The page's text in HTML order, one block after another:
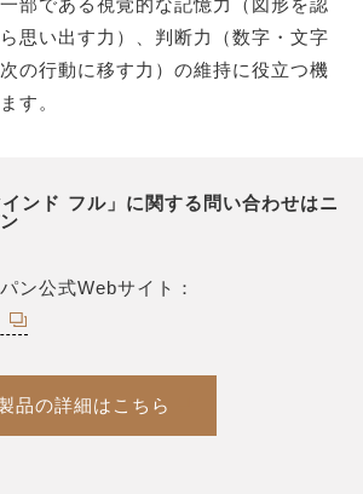
思い出す力）、判断力（数字・文字
の行動に移す力）の維持に役立つ機
す。
ンド フル」に関する問い合わせはニ
ン公式Webサイト：
品の詳細はこちら